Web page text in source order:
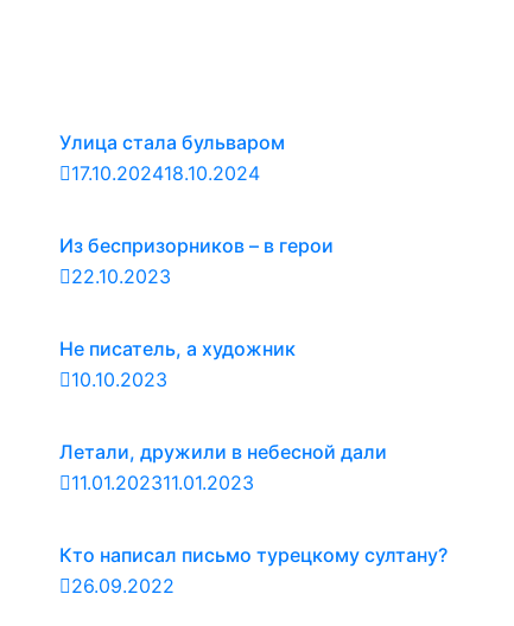
Улица стала бульваром
17.10.202418.10.2024
Из беспризорников – в герои
22.10.2023
Не писатель, а художник
10.10.2023
Летали, дружили в небесной дали
11.01.202311.01.2023
Кто написал письмо турецкому султану?
26.09.2022